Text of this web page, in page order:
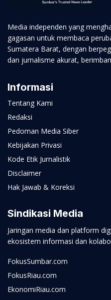
Media independen yang
gagasan untuk membaca
Sumatera Barat, dengan
dan jurnalisme akurat,
Informasi
Tentang Kami
Redaksi
Pedoman Media Siber
Kebijakan Privasi
Kode Etik Jurnalistik
Disclaimer
Hak Jawab & Koreksi
Sindikasi Media
Jaringan media dan platform
ekosistem informasi dan
FokusSumbar.com
FokusRiau.com
EkonomiRiau.com